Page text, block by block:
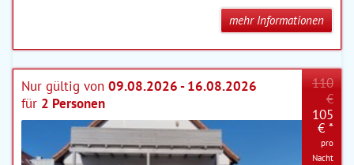
mehr Informationen
Nur gültig von 09.08.2026 - 16.08.2026
für 2 Personen
110
€
105
€ *
pro
Nacht